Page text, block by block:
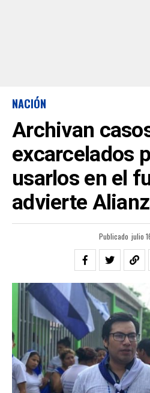
NACIÓN
Archivan
excarcelados
usarlos en el
advierte
Publicado julio